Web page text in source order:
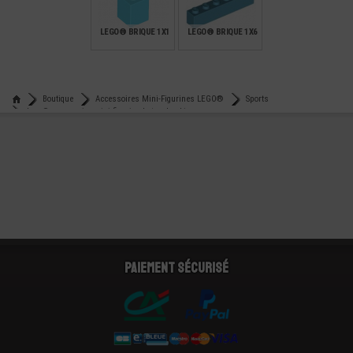
0,10
LEGO® BRIQUE 1X1 LEGO® BRIQUE 1X6
Boutique
Accessoires Mini-Figurines LEGO®
Sports
Lego® accessoire mini-figurine baton de ski
Paiement sécurisé